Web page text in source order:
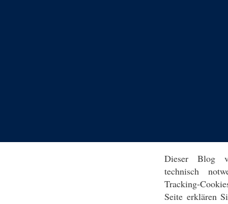
Dieser Blog
technisch
Tracking-
Seite erklären